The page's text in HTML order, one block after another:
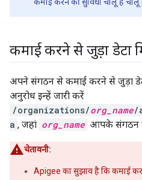
कमाई करने से जुड़ा डेटा
अपने संगठन से कमाई करने से जुड़ा
अनुरोध इन्हें जारी करें
/organizations/org_name/
a , जहां org_name आपके संगठन
चेतावनी:
Apigee का सुझाव है कि कमाई